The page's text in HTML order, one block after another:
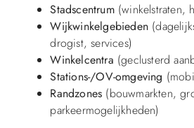
Stadscentrum(winkelstraten,
Wijkwinkelgebieden
drogist, services)
Winkelcentra (geclusterd
Stations-/OV-omgeving
Randzones (bouwmarkten,
parkeermogelijkheden)